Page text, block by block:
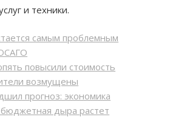
и техники.
самым проблемным
повысили стоимость
возмущены
прогноз: экономика
дыра растет